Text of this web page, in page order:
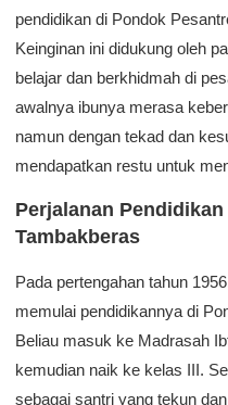
pendidikan di Pondok
Keinginan ini didukung oleh
belajar dan berkhidmah di
awalnya ibunya merasa
namun dengan tekad dan
mendapatkan restu untuk
Perjalanan
Tambakberas
Pada pertengahan tahun
memulai pendidikannya di
Beliau masuk ke Madrasah
kemudian naik ke kelas III.
sebagai santri yang tekun